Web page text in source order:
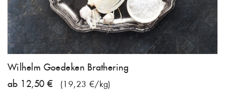
Wilhelm Goedeken Brathering
ab 12,50 €
(19,23 €/kg)